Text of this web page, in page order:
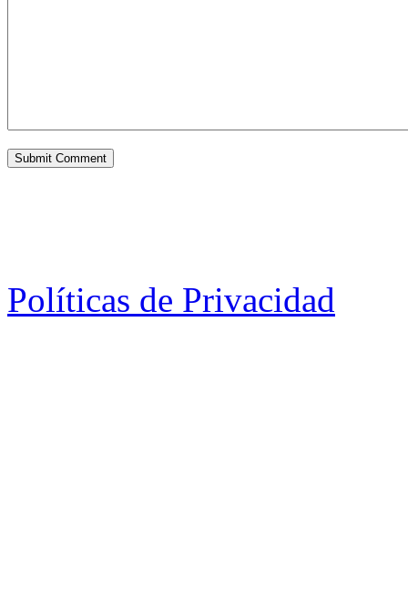
Políticas de Privacidad